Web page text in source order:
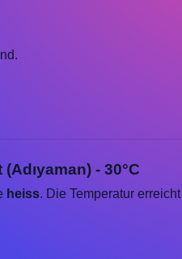
- 30°C
heiss. Die Temperatur erreicht